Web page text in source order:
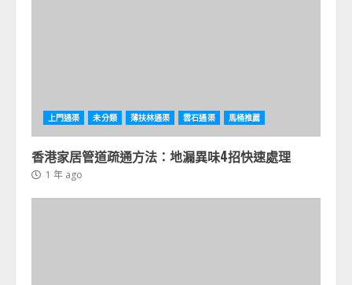
上門通渠 未分類 薄扶林通渠 雲石通渠 馬桶推薦
香港家居管道疏通方法：地漏異味4招快速處理
1 年 ago